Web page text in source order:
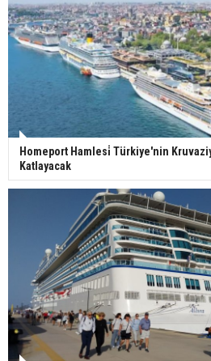
Homeport Hamlesi̇ Türkiye'nin
Katlayacak